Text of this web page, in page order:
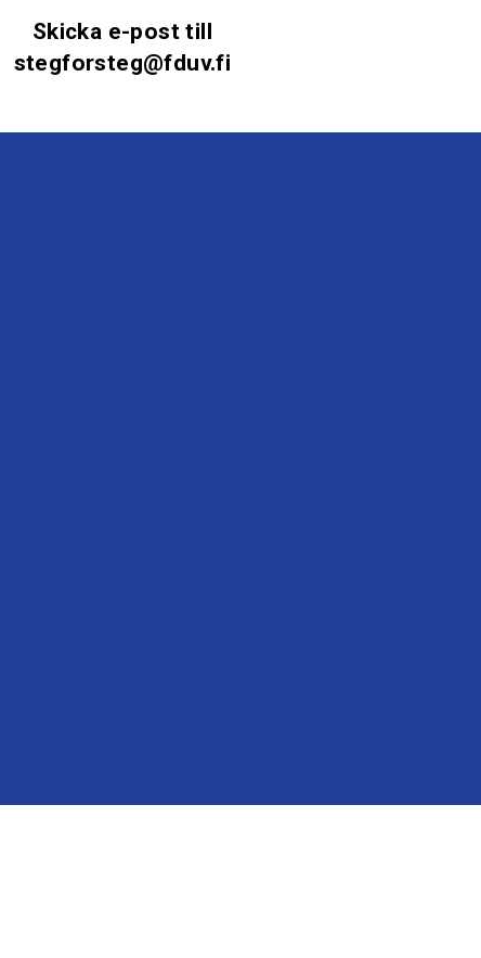
Skicka e-post till
stegforsteg@fduv.fi